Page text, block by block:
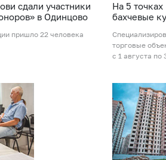
сдали участники
в Одинцово
пришло 22 человека
На 5
бахчевые
торговые
с 1 августа по